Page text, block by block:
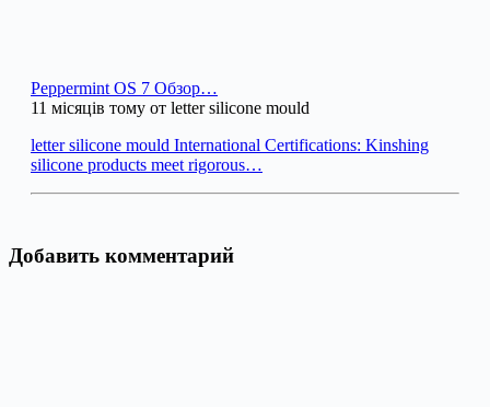
Peppermint OS 7 Обзор…
11 місяців тому от letter silicone mould
letter silicone mould International Certifications: Kinshing
silicone products meet rigorous…
Добавить комментарий